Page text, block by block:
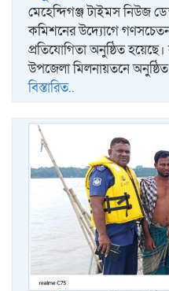
মেহেন্দিগঞ্জ টাইমস নিউজ
কমিশনের উদ্যোগে
প্রতিযোগিতা অনুষ্ঠিত
উপজেলা মিলনায়তনে
বিস্তারিত..